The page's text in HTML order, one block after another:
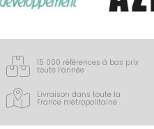
15 000 références à bas prix
toute l’année
Livraison dans toute la
France métropolitaine